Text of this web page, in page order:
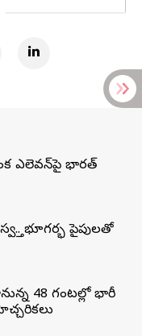
ఎలెవన్‌పై భారత్‌
భూగర్భ పైపులతో
48 గంటల్లో భారీ